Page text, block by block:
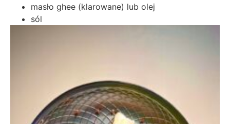
masło ghee (klarowane) lub olej
sól